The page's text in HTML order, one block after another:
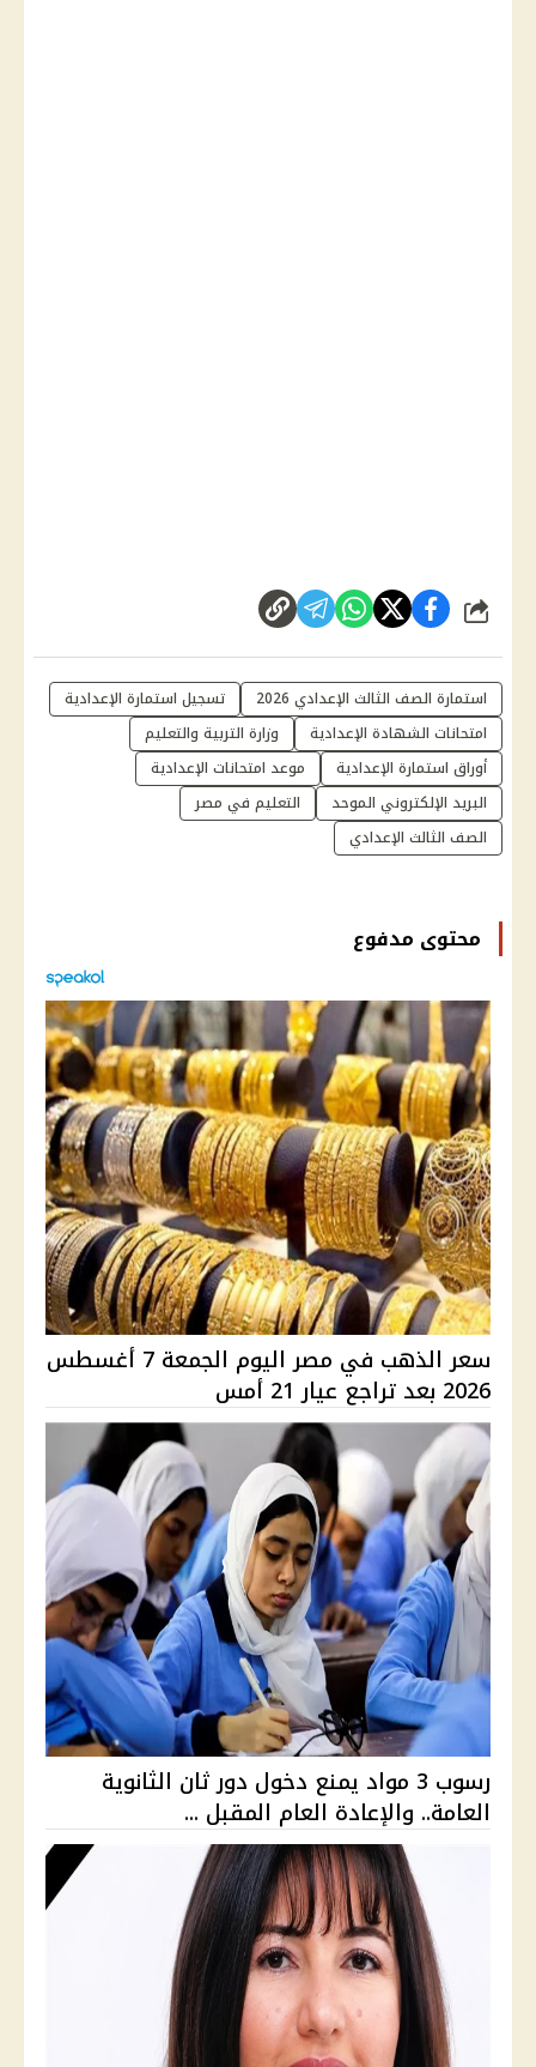
شارك
استمارة الصف الثالث الإعدادي 2026
تسجيل استمارة الإعدادية
امتحانات الشهادة الإعدادية
وزارة التربية والتعليم
أوراق استمارة الإعدادية
موعد امتحانات الإعدادية
البريد الإلكتروني الموحد
التعليم في مصر
الصف الثالث الإعدادي
محتوى مدفوع
سعر الذهب في مصر اليوم الجمعة 7 أغسطس
2026 بعد تراجع عيار 21 أمس
رسوب 3 مواد يمنع دخول دور ثان الثانوية
العامة.. والإعادة العام المقبل ...